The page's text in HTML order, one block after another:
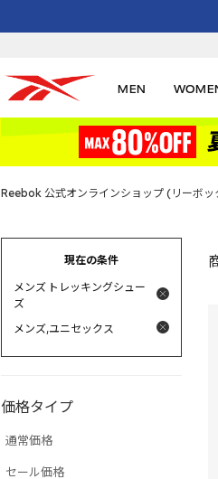
MEN
Reebok 公式オンラインショップ (リーボッ
現在の条件
メンズ トレッキングシュー
ズ
メンズ,ユニセックス
価格タイプ
通常価格
セール価格